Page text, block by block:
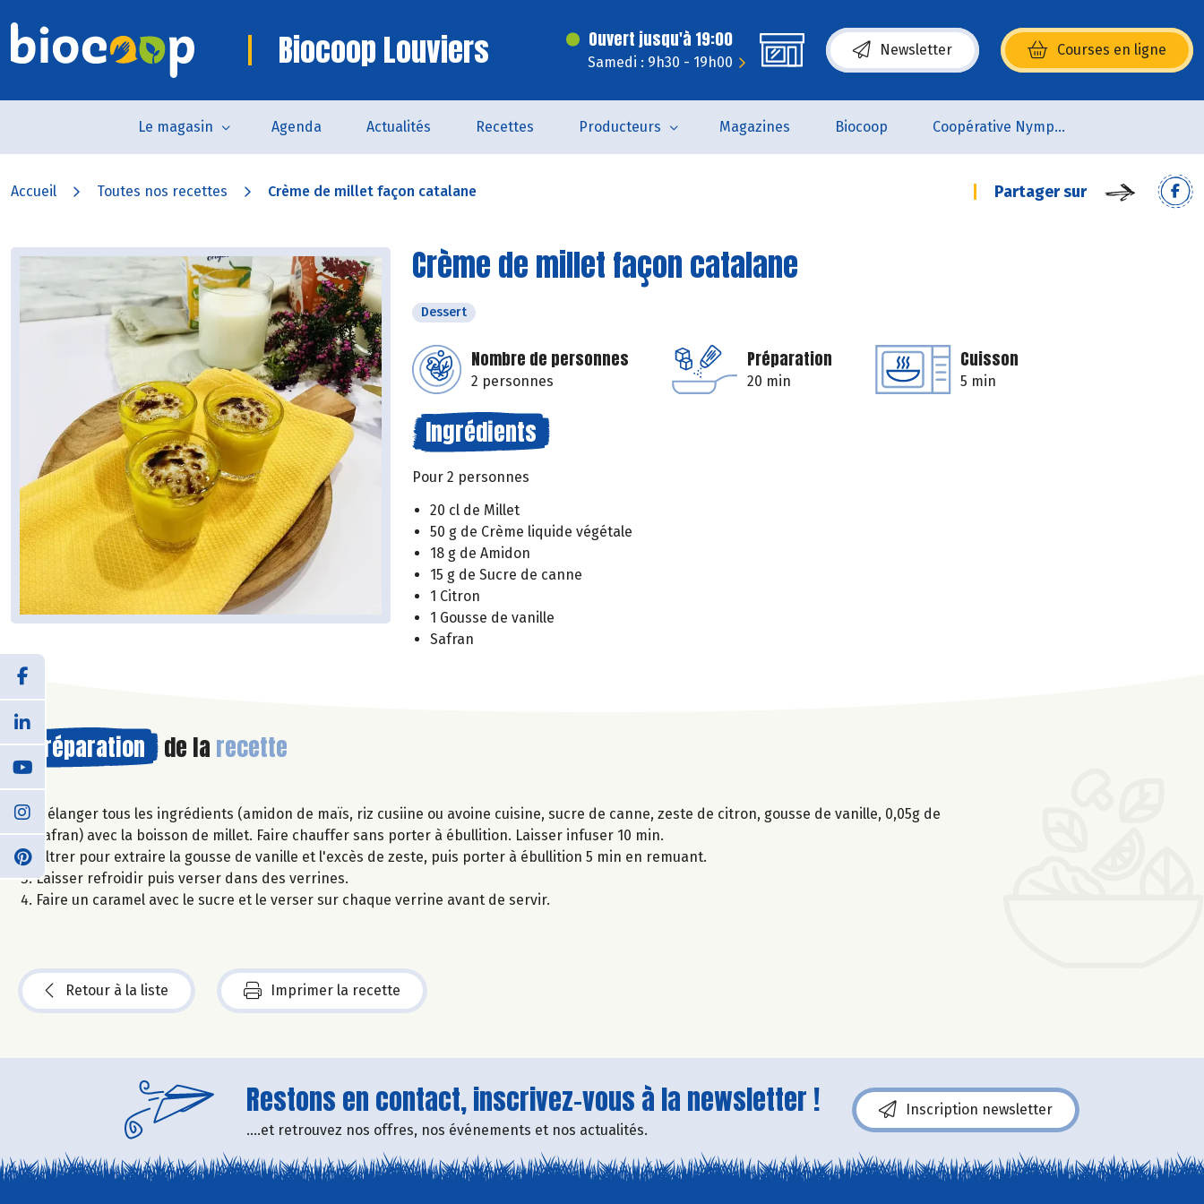
Biocoop Louviers Ouvert jusqu'à 19:00
Samedi : 9h30 - 19h00
Newsletter Courses en ligne
(s’ouvre dans une nouvelle fenêtre)
Le magasin Agenda Actualités Recettes Producteurs Magazines Biocoop Coopérative Nymphéa
Accueil Toutes nos recettes Crème de millet façon catalane Partager sur
Crème de millet façon catalane
Dessert
Nombre de personnes
2 personnes
Préparation
20 min
Cuisson
5 min
Ingrédients
Pour 2 personnes
20 cl de Millet
50 g de Crème liquide végétale
18 g de Amidon
15 g de Sucre de canne
1 Citron
1 Gousse de vanille
Safran
Préparation de la recette
Mélanger tous les ingrédients (amidon de maïs, riz cusiine ou avoine cuisine, sucre de canne, zeste de citron, gousse de vanille, 0,05g de
safran) avec la boisson de millet. Faire chauffer sans porter à ébullition. Laisser infuser 10 min.
Filtrer pour extraire la gousse de vanille et l'excès de zeste, puis porter à ébullition 5 min en remuant.
Laisser refroidir puis verser dans des verrines.
Faire un caramel avec le sucre et le verser sur chaque verrine avant de servir.
Retour à la liste Imprimer la recette
Restons en contact, inscrivez-vous à la newsletter !
....et retrouvez nos offres, nos événements et nos actualités.
Inscription newsletter